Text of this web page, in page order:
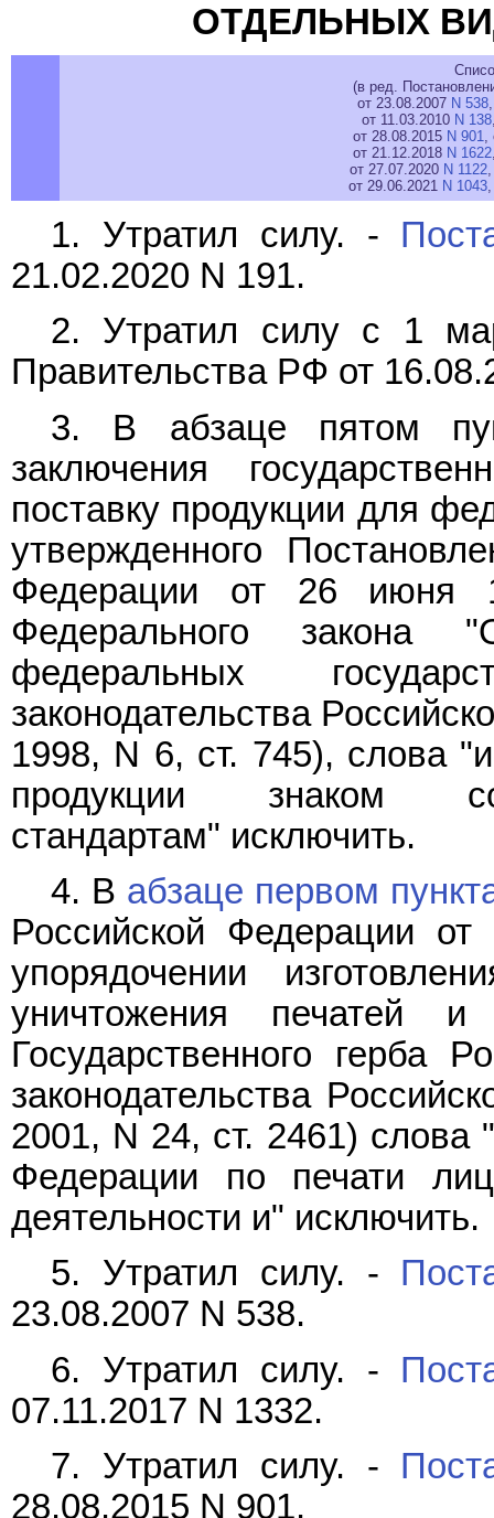
ОТДЕЛЬНЫХ
(в ред.
от 23.08.2007 N 538
от 11.03.2010 N 138
от 28.08.2015 N 901
от 21.12.2018 N 1622
от 27.07.2020 N 1122,
от 29.06.2021 N 1043
1. Утратил силу. -
21.02.2020 N 191.
2. Утратил силу с 1
Правительства РФ от
3. В абзаце пятом
заключения
поставку продукции для
утвержденного
Федерации от 26 июня
Федерального закона
федеральных
законодательства
1998, N 6, ст. 745), слова
продукции знаком
стандартам" исключить.
4. В абзаце первом
Российской Федерации
упорядочении
уничтожения печатей
Государственного герба
законодательства
2001, N 24, ст. 2461)
Федерации по печати
деятельности и" исключить.
5. Утратил силу. -
23.08.2007 N 538.
6. Утратил силу. -
07.11.2017 N 1332.
7. Утратил силу. -
28.08.2015 N 901.